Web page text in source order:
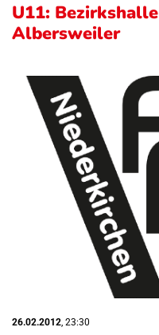
U11:
Albersweiler
26.02.2012 , 23:30